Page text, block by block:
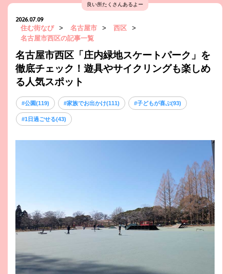
良い所たくさんあるよー
2026.07.09
住む街なび > 名古屋市 > 西区
>
名古屋市西区の記事一覧
名古屋市西区「庄内緑地スケートパーク」を
徹底チェック！遊具やサイクリングも楽しめ
る人気スポット
#公園(119) #家族でお出かけ(111) #子どもが喜ぶ(93)
#1日過ごせる(43)